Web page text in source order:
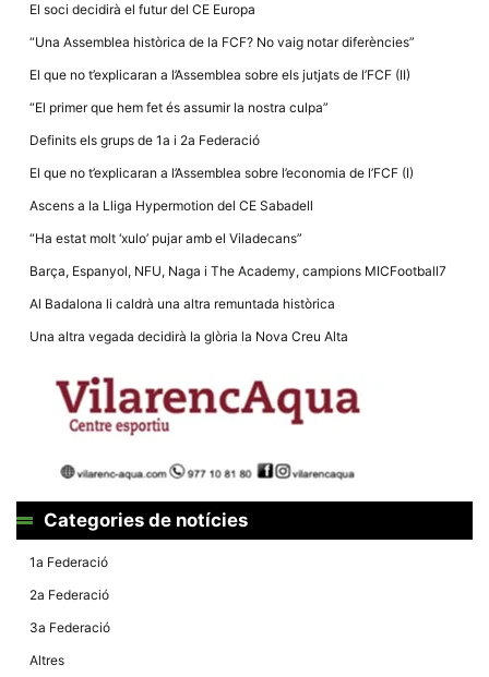
El soci decidirà el futur del CE Europa
“Una Assemblea històrica de la FCF? No vaig notar diferències”
El que no t’explicaran a l’Assemblea sobre els jutjats de l’FCF (II)
“El primer que hem fet és assumir la nostra culpa”
Definits els grups de 1a i 2a Federació
El que no t’explicaran a l’Assemblea sobre l’economia de l’FCF (I)
Ascens a la Lliga Hypermotion del CE Sabadell
“Ha estat molt ‘xulo’ pujar amb el Viladecans”
Barça, Espanyol, NFU, Naga i The Academy, campions MICFootball7
Al Badalona li caldrà una altra remuntada històrica
Una altra vegada decidirà la glòria la Nova Creu Alta
Categories de notícies
1a Federació
2a Federació
3a Federació
Altres
per a millorar
i la seva
Experiència
Alguns
tècnics del
emmagatzemen
dades en el seu
dispositiu que
lloc funcioni tan
aquestes
cookies
algunes
desapareixeran
del lloc web.